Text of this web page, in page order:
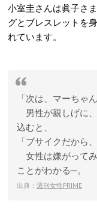
小室圭さんは眞子さ
グとブレスレットを
れています。
「次は、マーちゃ
男性が親しげに
込むと、
「ブサイクだから
女性は嫌がって
ことがわかる─。
出典： 週刊女性PRIME